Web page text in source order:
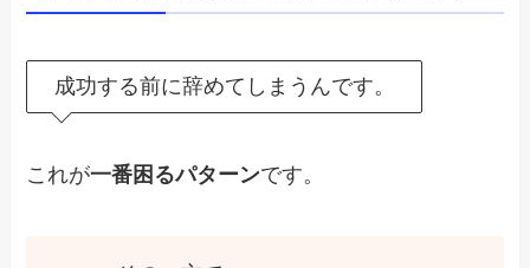
成功する前に辞めてしまうんです。
これが一番困るパターンです。